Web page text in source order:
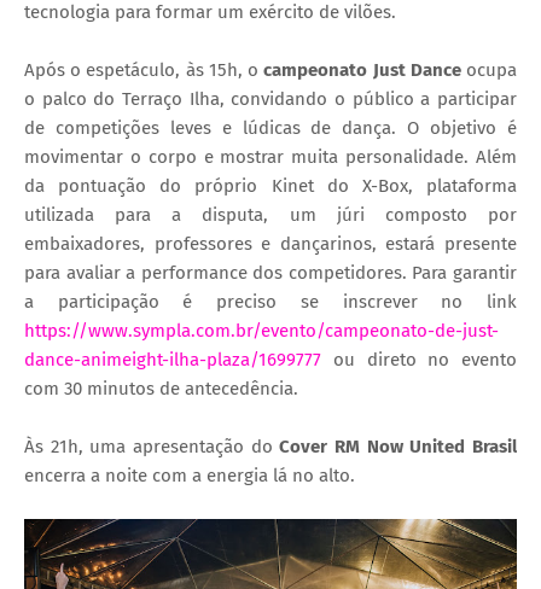
tecnologia para formar um exército de vilões.
Após o espetáculo, às 15h, ocampeonato Just Dance ocupa
o palco do Terraço Ilha, convidando o público a participar
de competições leves e lúdicas de dança. O objetivo é
movimentar o corpo e mostrar muita personalidade. Além
da pontuação do próprio Kinet do X-Box, plataforma
utilizada para a disputa, um júri composto por
embaixadores, professores e dançarinos, estará presente
para avaliar a performance dos competidores. Para garantir
a participação é preciso se inscrever no link
https://www.sympla.com.br/evento/campeonato-de-just-
dance-animeight-ilha-plaza/1699777 ou direto no evento
com 30 minutos de antecedência.
Às 21h, uma apresentação doCover RM Now United Brasil
encerra a noite com a energia lá no alto.